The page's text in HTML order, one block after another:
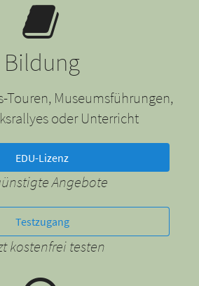
Bildung
Touren, Museumsführungen,
oder Unterricht
EDU-Lizenz
Angebote
Testzugang
kostenfrei testen